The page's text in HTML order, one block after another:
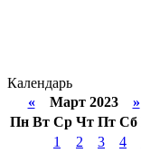
Календарь
«Март 2023 »
Пн Вт Ср Чт Пт Сб
1
2 3 4